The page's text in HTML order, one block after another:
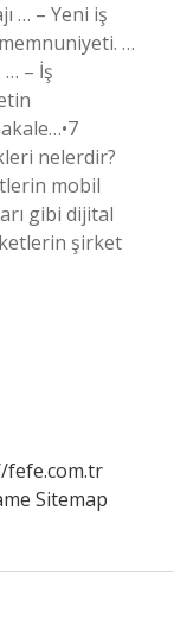
… – Yeni iş
…
– İş
nelerdir?
mobil
gibi dijital
şirket
fefe.com.tr
Sitemap